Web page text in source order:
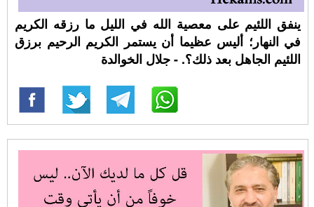
ينفق اللئيم على معصية الله في الليل ما رزقه الكريم
في النهار؛ أليس عظيما أن يستمر الكريم الرحيم برزق
اللئيم الجاهل بعد ذلك؟. - جلال الخوالدة